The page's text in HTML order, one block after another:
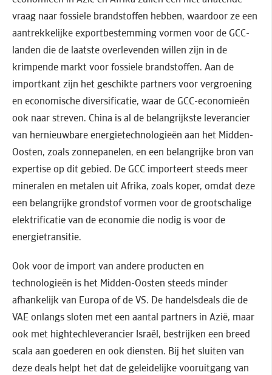
vraag naar fossiele brandstoffen hebben, waardoor ze een
aantrekkelijke exportbestemming vormen voor de GCC-
landen die de laatste overlevenden willen zijn in de
krimpende markt voor fossiele brandstoffen. Aan de
importkant zijn het geschikte partners voor vergroening
en economische diversificatie, waar de GCC-economieën
ook naar streven. China is al de belangrijkste leverancier
van hernieuwbare energietechnologieën aan het Midden-
Oosten, zoals zonnepanelen, en een belangrijke bron van
expertise op dit gebied. De GCC importeert steeds meer
mineralen en metalen uit Afrika, zoals koper, omdat deze
een belangrijke grondstof vormen voor de grootschalige
elektrificatie van de economie die nodig is voor de
energietransitie.
Ook voor de import van andere producten en
technologieën is het Midden-Oosten steeds minder
afhankelijk van Europa of de VS. De handelsdeals die de
VAE onlangs sloten met een aantal partners in Azië, maar
ook met hightechleverancier Israël, bestrijken een breed
scala aan goederen en ook diensten. Bij het sluiten van
deze deals helpt het dat de geleidelijke vooruitgang van